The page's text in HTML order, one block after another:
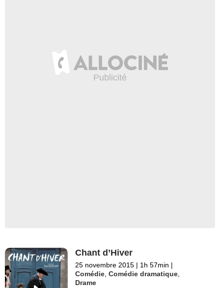
Chant d’Hiver
25 novembre 2015 | 1h 57min |
Comédie ,Comédie dramatique
Drame